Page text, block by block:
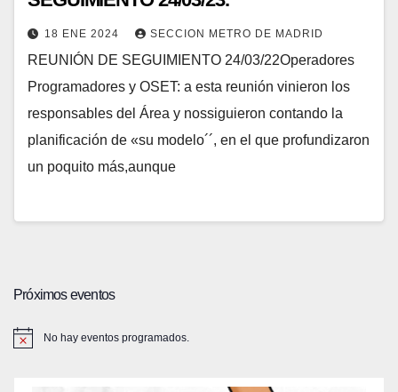
18 ENE 2024 SECCION METRO DE MADRID
REUNIÓN DE SEGUIMIENTO 24/03/22Operadores
Programadores y OSET: a esta reunión vinieron los
responsables del Área y nossiguieron contando la
planificación de «su modelo´´, en el que profundizaron
un poquito más,aunque
Próximos eventos
No hay eventos programados.